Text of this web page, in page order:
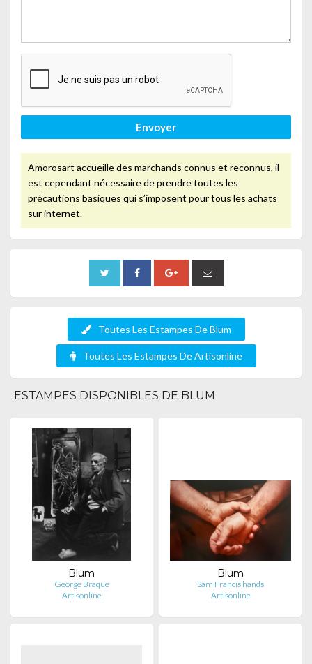
Envoyer
Amorosart accueille des marchands connus et reconnus, il
est cependant nécessaire de prendre toutes les
précautions basiques qui s’imposent pour tous les achats
sur internet.
Toutes Les Estampes De Blum
Toutes Les Estampes De Artisonline
ESTAMPES DISPONIBLES DE BLUM
Blum
George Braque
Artisonline
Blum
Sam Francis hands
Artisonline